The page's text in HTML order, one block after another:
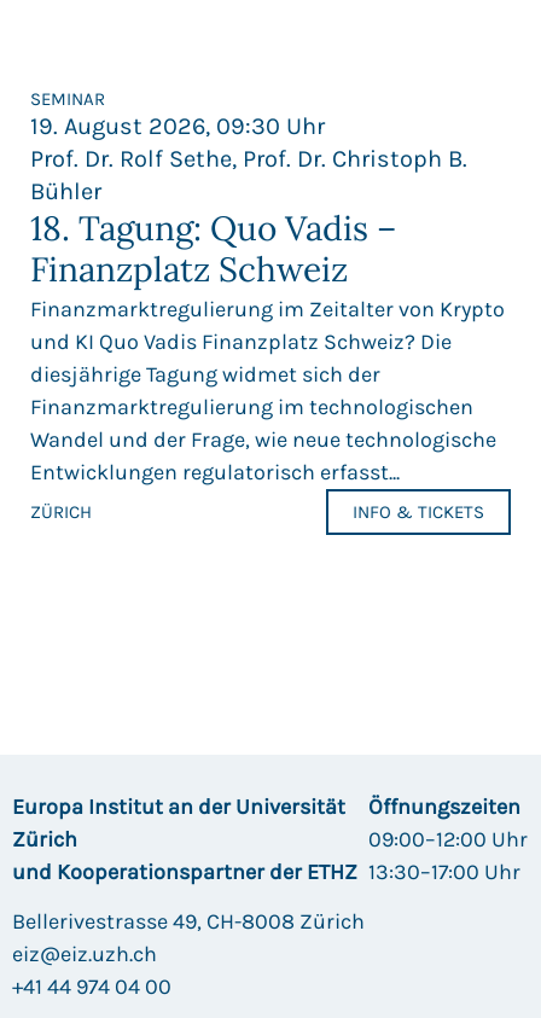
SEMINAR
19. August 2026, 09:30 Uhr
Prof. Dr. Rolf Sethe, Prof. Dr. Christoph B.
Bühler
18. Tagung: Quo Vadis –
Finanzplatz Schweiz
Finanzmarktregulierung im Zeitalter von Krypto
und KI Quo Vadis Finanzplatz Schweiz? Die
diesjährige Tagung widmet sich der
Finanzmarktregulierung im technologischen
Wandel und der Frage, wie neue technologische
Entwicklungen regulatorisch erfasst...
ZÜRICH INFO & TICKETS
Europa Institut an der Universität
Zürich
und Kooperationspartner der ETHZ
Bellerivestrasse 49, CH-8008 Zürich
eiz@eiz.uzh.ch
+41 44 974 04 00
Öffnungszeiten
09:00–12:00 Uhr
13:30–17:00 Uhr